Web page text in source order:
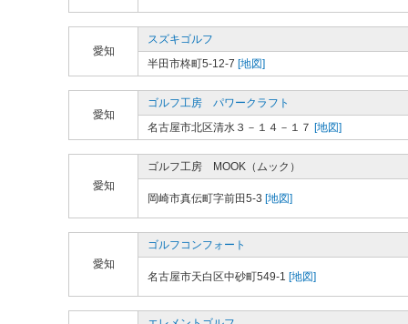
愛知
スズキゴルフ
半田市柊町5-12-7 [地図]
愛知
ゴルフ工房 パワークラフト
名古屋市北区清水３－１４－１７ [地図]
愛知
ゴルフ工房 MOOK（ムック）
岡崎市真伝町字前田5-3 [地図]
愛知
ゴルフコンフォート
名古屋市天白区中砂町549-1 [地図]